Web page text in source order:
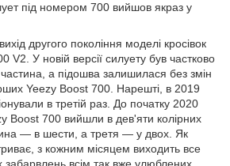
під номером 700 вийшов якраз у
другого покоління моделі кросівок
V2. У новій версії силуету був частково
а підошва залишилася без змін
Yeezy Boost 700. Нарешті, в 2019
в третій раз. До початку 2020
Boost 700 вийшли в дев'яти колірних
— в шести, а третя — у двох. Як
з кожним місяцем виходить все